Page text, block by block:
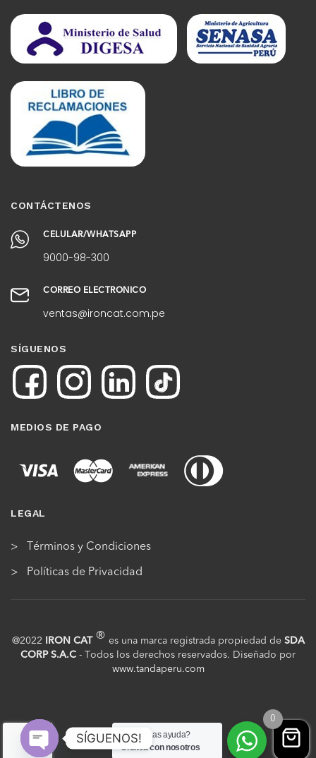
CONTÁCTENOS
CELULAR/WHATSAPP
9000-98-300
CORREO ELECTRÓNICO
ventas@ironcat.com.pe
SÍGUENOS
MEDIOS DE PAGO
LEGAL
Términos y Condiciones
Políticas de Privacidad
@2022 IRON CAT ® es una marca registrada propiedad de SDA
CORP S.A.C - Todos los derechos reservados. Diseñado por
www.tandaperu.com
¿Necesitas ayuda?
Chatea con nosotros
0
SÍGUENOS!